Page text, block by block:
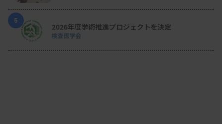
5
2026年度学術推進プロジェクトを決定
検査医学会